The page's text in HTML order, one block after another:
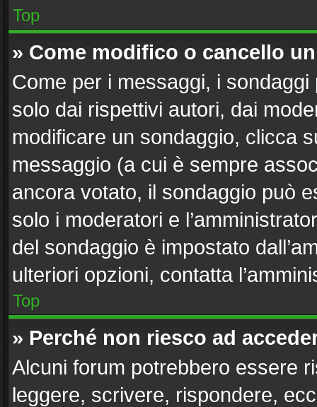
Top
» Come modifico o cancello
Come per i messaggi, i
solo dai rispettivi autori, dai
modificare un sondaggio, clicca
messaggio (a cui è sempre
ancora votato, il sondaggio può
solo i moderatori e
del sondaggio è impostato
ulteriori opzioni, contatta
Top
» Perché non riesco ad
Alcuni forum potrebbero essere
leggere, scrivere, rispondere,